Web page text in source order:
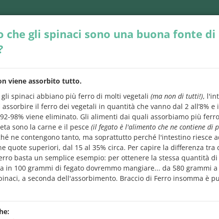
GUIDA APPS SERIE VIDEO PER
semprevoluto chiederesugli
le domande c'è quella che ti interessae leggi subito la
motore di ricerca. Ma se vuoi, puoi anche leggerle tutte.
che gli spinaci sono una buona fonte di
viene assorbito tutto.
gli spinaci abbiano più ferro di molti vegetali (ma non di tutti!),
assorbire il ferro dei vegetali in quantità che vanno dal 2 all’8% e
98% viene eliminato. Gli alimenti dai quali assorbiamo più
sono la carne e il pesce (il fegato è l'alimento che ne contiene di
ne contengono tanto, ma soprattutto perché l'intestino riesce
quote superiori, dal 15 al 35% circa. Per capire la differenza tra
basta un semplice esempio: per ottenere la stessa quantità
in 100 grammi di fegato dovremmo mangiare... da 580 grammi
a seconda dell'assorbimento. Braccio di Ferro insomma è